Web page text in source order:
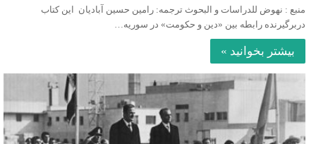
منبع : نهوض للدراسات و البحوث ترجمه: رامین حسین آبادیان این کتاب
دربرگیرنده رابطه بین «دین و حکومت» در سوریه…
بیشتر بخوانید »